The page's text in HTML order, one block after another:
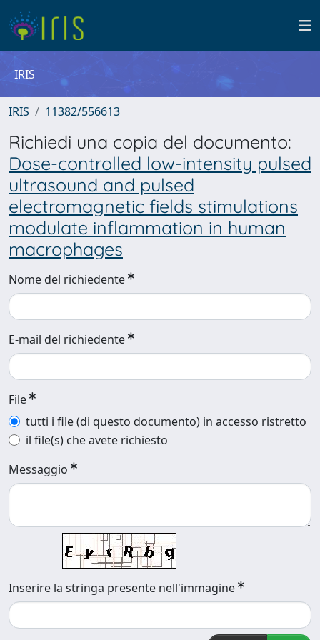
IRIS
IRIS 11382/556613
Richiedi una copia del documento:
Dose-controlled low-intensity pulsed
ultrasound and pulsed
electromagnetic fields stimulations
modulate inflammation in human
macrophages
Nome del richiedente
E-mail del richiedente
File
tutti i file (di questo documento) in accesso ristretto
il file(s) che avete richiesto
Messaggio
Inserire la stringa presente nell'immagine